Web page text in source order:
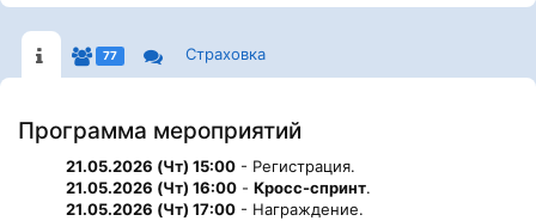
77 Страховка
Программа мероприятий
21.05.2026 (Чт) 15:00 - Регистрация.
21.05.2026 (Чт) 16:00 - Кросс-спринт.
21.05.2026 (Чт) 17:00 - Награждение.